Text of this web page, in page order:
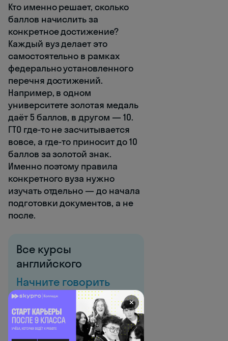
Кто именно решает, сколько
баллов начислить за
конкретное достижение?
Каждый вуз делает это
самостоятельно в рамках
федерально установленного
перечня достижений.
Например, в одном
университете золотая медаль
даёт 5 баллов, в другом — 10.
ГТО где-то не засчитывается
вовсе, а где-то приносит до 10
баллов за золотой знак.
Именно поэтому правила
конкретного вуза нужно
изучать отдельно — до начала
подготовки документов, а не
после.
Все курсы
английского
Начните говорить
с первого урока →
✕